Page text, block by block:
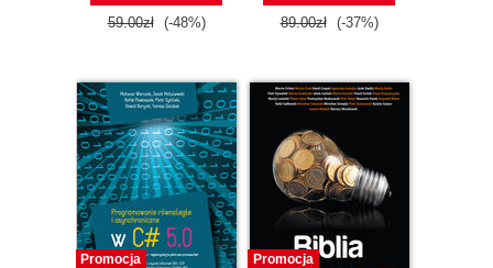
59.00zł (-48%) 89.00zł (-37%)
Promocja Promocja